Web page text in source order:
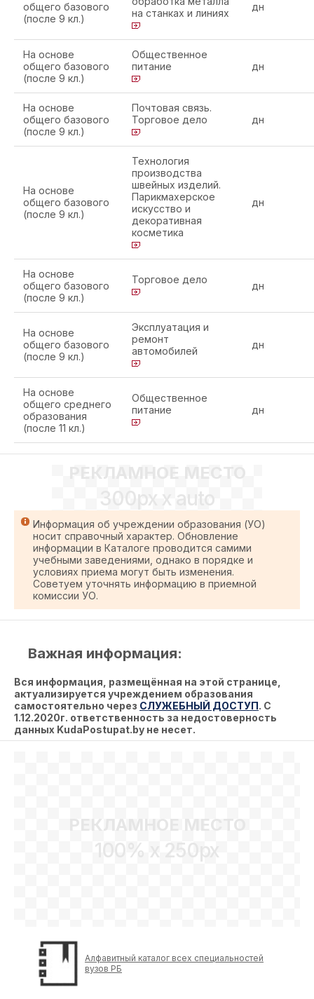
общего базового
(после 9 кл.)
на станках и линиях
дн
На основе
общего базового
(после 9 кл.)
Общественное
питание
дн
На основе
общего базового
(после 9 кл.)
Почтовая связь.
Торговое дело
дн
На основе
общего базового
(после 9 кл.)
Технология
производства
швейных изделий.
Парикмахерское
искусство и
декоративная
косметика
дн
На основе
общего базового
(после 9 кл.)
Торговое дело
дн
На основе
общего базового
(после 9 кл.)
Эксплуатация и
ремонт
автомобилей
дн
На основе
общего среднего
образования
(после 11 кл.)
Общественное
питание
дн
РЕКЛАМНОЕ МЕСТО
300px x auto
Информация об учреждении образования (УО)
носит справочный характер. Обновление
информации в Каталоге проводится самими
учебными заведениями, однако в порядке и
условиях приема могут быть изменения.
Советуем уточнять информацию в приемной
комиссии УО.
Важная информация:
Вся информация, размещённая на этой странице,
актуализируется учреждением образования
самостоятельно через СЛУЖЕБНЫЙ ДОСТУП. С
1.12.2020г. ответственность за недостоверность
данных KudaPostupat.by не несет.
РЕКЛАМНОЕ МЕСТО
100% x 250px
Алфавитный каталог всех специальностей
вузов РБ